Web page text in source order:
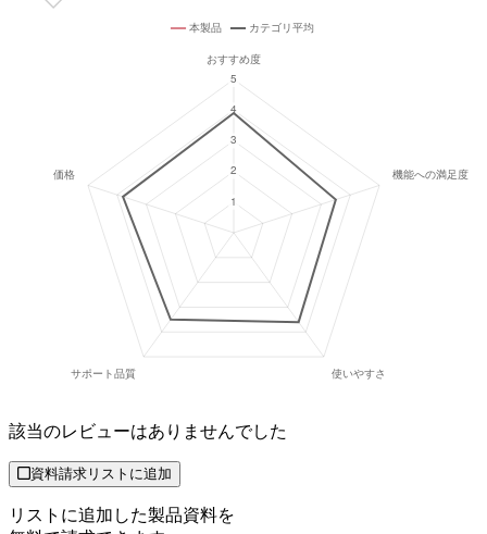
該当のレビューはありませんでした
資料請求リストに追加
リストに追加した製品資料を